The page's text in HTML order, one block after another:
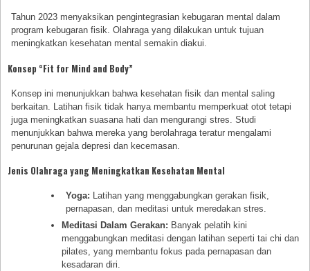
Tahun 2023 menyaksikan pengintegrasian kebugaran mental dalam
program kebugaran fisik. Olahraga yang dilakukan untuk tujuan
meningkatkan kesehatan mental semakin diakui.
Konsep “Fit for Mind and Body”
Konsep ini menunjukkan bahwa kesehatan fisik dan mental saling
berkaitan. Latihan fisik tidak hanya membantu memperkuat otot tetapi
juga meningkatkan suasana hati dan mengurangi stres. Studi
menunjukkan bahwa mereka yang berolahraga teratur mengalami
penurunan gejala depresi dan kecemasan.
Jenis Olahraga yang Meningkatkan Kesehatan Mental
Yoga: Latihan yang menggabungkan gerakan fisik,
pernapasan, dan meditasi untuk meredakan stres.
Meditasi Dalam Gerakan: Banyak pelatih kini
menggabungkan meditasi dengan latihan seperti tai chi dan
pilates, yang membantu fokus pada pernapasan dan
kesadaran diri.